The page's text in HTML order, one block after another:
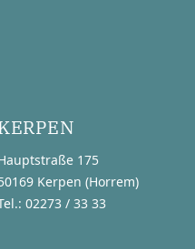
175
Kerpen (Horrem)
02273 / 33 33